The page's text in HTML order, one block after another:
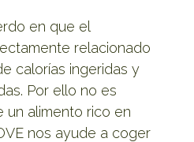
en que el
relacionado
calorías ingeridas y
Por ello no es
un alimento rico en
nos ayude a coger